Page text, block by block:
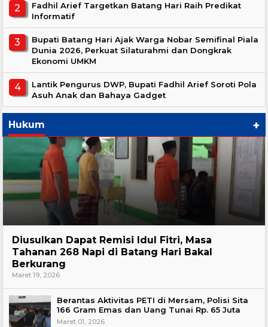
Fadhil Arief Targetkan Batang Hari Raih Predikat
Informatif
Bupati Batang Hari Ajak Warga Nobar Semifinal Piala
Dunia 2026, Perkuat Silaturahmi dan Dongkrak
Ekonomi UMKM
Lantik Pengurus DWP, Bupati Fadhil Arief Soroti Pola
Asuh Anak dan Bahaya Gadget
Hukum +
Diusulkan Dapat Remisi Idul Fitri, Masa
Tahanan 268 Napi di Batang Hari Bakal
Berkurang
Maret 19, 2026
Berantas Aktivitas PETI di Mersam, Polisi Sita
166 Gram Emas dan Uang Tunai Rp. 65 Juta
Maret 01, 2026